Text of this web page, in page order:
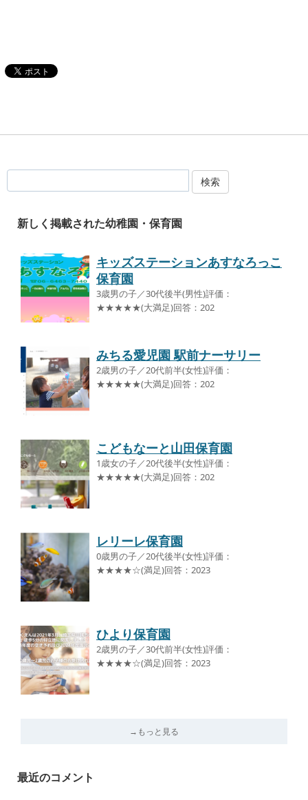
検索
新しく掲載された幼稚園・保育園
キッズステーションあすなろっこ
保育園
3歳男の子／30代後半(男性)評価：
★★★★★(大満足)回答：202
みちる愛児園 駅前ナーサリー
2歳男の子／20代前半(女性)評価：
★★★★★(大満足)回答：202
こどもなーと山田保育園
1歳女の子／20代後半(女性)評価：
★★★★★(大満足)回答：202
レリーレ保育園
0歳男の子／20代後半(女性)評価：
★★★★☆(満足)回答：2023
ひより保育園
2歳男の子／30代前半(女性)評価：
★★★★☆(満足)回答：2023
→もっと見る
最近のコメント